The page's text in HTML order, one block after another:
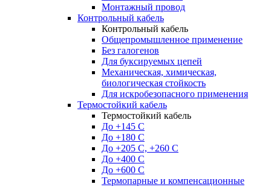
Монтажный провод
Контрольный кабель
Контрольный кабель
Общепромышленное применение
Без галогенов
Для буксируемых цепей
Механическая, химическая,
биологическая стойкость
Для искробезопасного применения
Термостойкий кабель
Термостойкий кабель
До +145 С
До +180 C
До +205 С, +260 С
До +400 C
До +600 С
Термопарные и компенсационные